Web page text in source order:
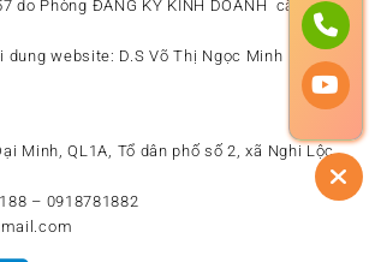
do Phòng ĐĂNG KÝ KINH DOANH cấp ngày
dung website: D.S Võ Thị Ngọc Minh
Minh, QL1A, Tổ dân phố số 2, xã Nghi Lộc,
– 0918781882